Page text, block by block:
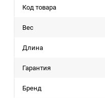
Код товара
Вес
Длина
Гарантия
Бренд